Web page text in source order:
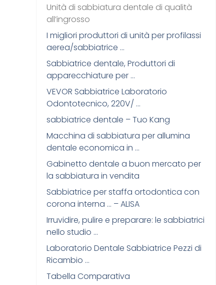
Unità di sabbiatura dentale di qualità
all’ingrosso
I migliori produttori di unità per profilassi
aerea/sabbiatrice …
Sabbiatrice dentale, Produttori di
apparecchiature per …
VEVOR Sabbiatrice Laboratorio
Odontotecnico, 220V/ …
sabbiatrice dentale – Tuo Kang
Macchina di sabbiatura per allumina
dentale economica in …
Gabinetto dentale a buon mercato per
la sabbiatura in vendita
Sabbiatrice per staffa ortodontica con
corona interna … – ALISA
Irruvidire, pulire e preparare: le sabbiatrici
nello studio …
Laboratorio Dentale Sabbiatrice Pezzi di
Ricambio …
Tabella Comparativa